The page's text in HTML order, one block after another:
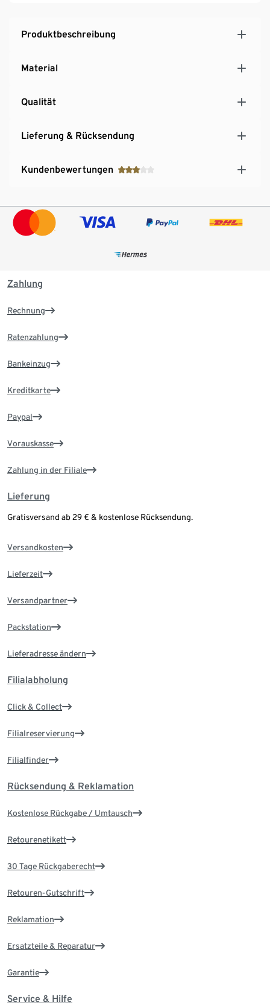
Produktbeschreibung
Material
Qualität
Lieferung & Rücksendung
Kundenbewertungen
Zahlung
Rechnung
Ratenzahlung
Bankeinzug
Kreditkarte
Paypal
Vorauskasse
Zahlung in der Filiale
Lieferung
Gratisversand ab 29 € & kostenlose Rücksendung.
Versandkosten
Lieferzeit
Versandpartner
Packstation
Lieferadresse ändern
Filialabholung
Click & Collect
Filialreservierung
Filialfinder
Rücksendung & Reklamation
Kostenlose Rückgabe / Umtausch
Retourenetikett
30 Tage Rückgaberecht
Retouren-Gutschrift
Reklamation
Ersatzteile & Reparatur
Garantie
Service & Hilfe